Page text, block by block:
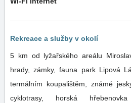
Rekreace a služby v okolí
5 km od lyžařského areálu
hrady, zámky, fauna park Lipová
termálním koupalištěm, známé
cyklotrasy, horská